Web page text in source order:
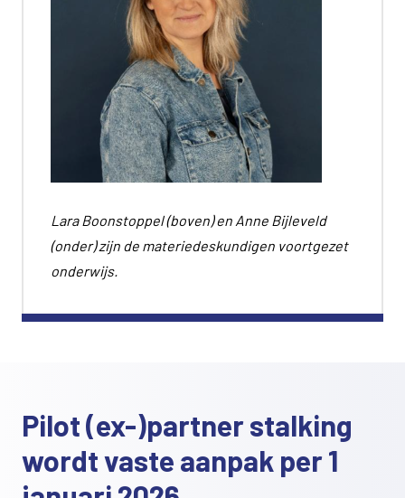
Lara Boonstoppel (boven) en Anne Bijleveld
(onder) zijn de materiedeskundigen voortgezet
onderwijs.
Pilot (ex-)partner stalking
wordt vaste aanpak per 1